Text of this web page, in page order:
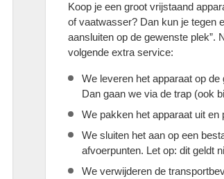
Koop je een groot vrijstaand
of vaatwasser? Dan kun je tegen
aansluiten op de gewenste plek”.
volgende extra service:
We leveren het apparaat op
Dan gaan we via de trap (ook
We pakken het apparaat uit en
We sluiten het aan op een
afvoerpunten. Let op: dit geldt
We verwijderen de